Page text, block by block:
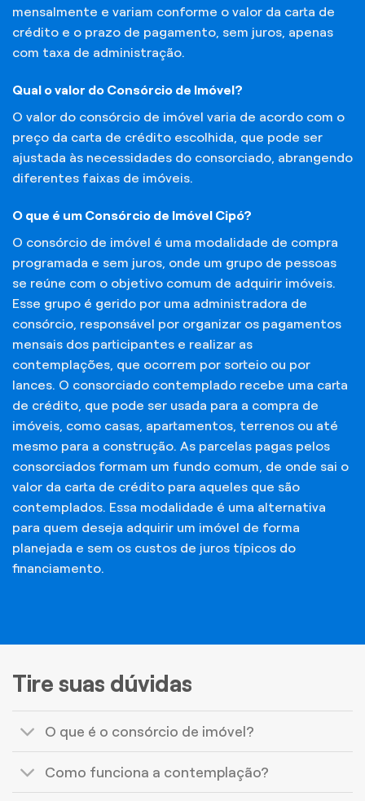
mensalmente e variam conforme o valor da carta de
crédito e o prazo de pagamento, sem juros, apenas
com taxa de administração.
Qual o valor do Consórcio de Imóvel?
O valor do consórcio de imóvel varia de acordo com o
preço da carta de crédito escolhida, que pode ser
ajustada às necessidades do consorciado, abrangendo
diferentes faixas de imóveis.
O que é um Consórcio de Imóvel Cipó?
O consórcio de imóvel é uma modalidade de compra
programada e sem juros, onde um grupo de pessoas
se reúne com o objetivo comum de adquirir imóveis.
Esse grupo é gerido por uma administradora de
consórcio, responsável por organizar os pagamentos
mensais dos participantes e realizar as
contemplações, que ocorrem por sorteio ou por
lances. O consorciado contemplado recebe uma carta
de crédito, que pode ser usada para a compra de
imóveis, como casas, apartamentos, terrenos ou até
mesmo para a construção. As parcelas pagas pelos
consorciados formam um fundo comum, de onde sai o
valor da carta de crédito para aqueles que são
contemplados. Essa modalidade é uma alternativa
para quem deseja adquirir um imóvel de forma
planejada e sem os custos de juros típicos do
financiamento.
Tire suas dúvidas
O que é o consórcio de imóvel?
Como funciona a contemplação?